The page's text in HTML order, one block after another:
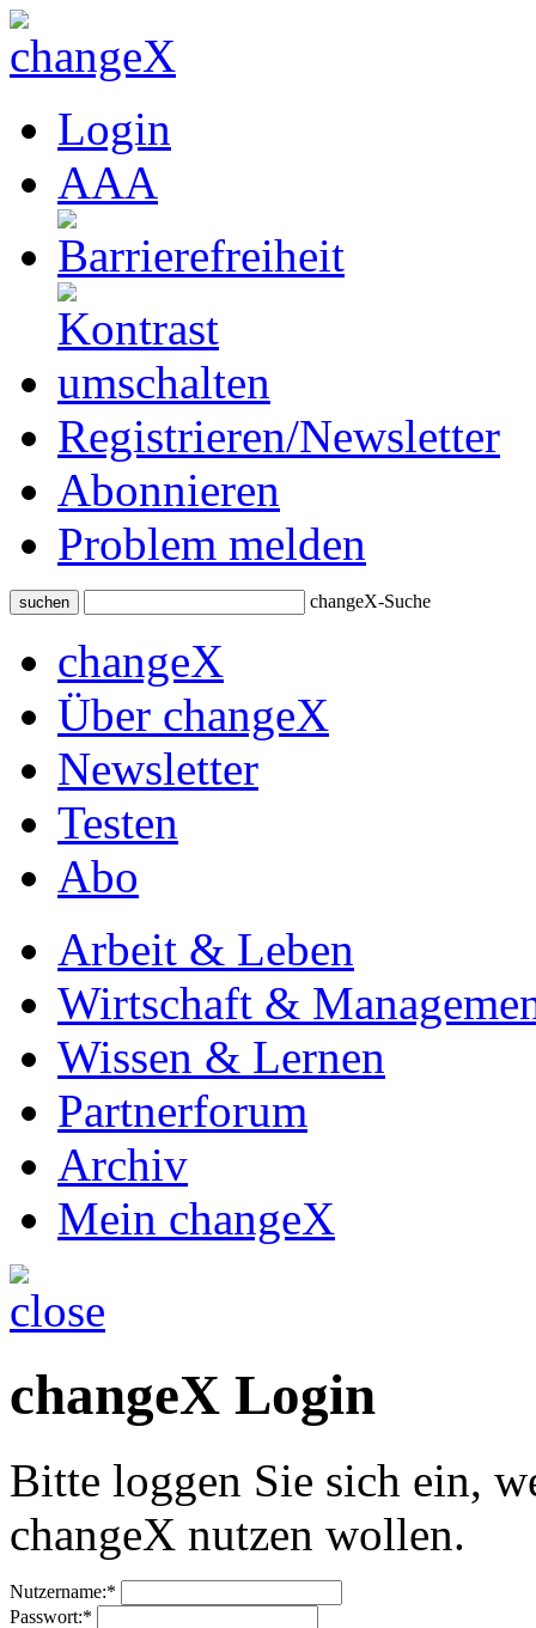
Login
AAA
Registrieren/Newsletter
Abonnieren
Problem melden
suchen changeX-Suche
changeX
Über changeX
Newsletter
Testen
Abo
Arbeit & Leben
Wirtschaft &
Wissen & Lernen
Partnerforum
Archiv
Mein changeX
changeX Login
Bitte loggen Sie sich ein,
changeX nutzen wollen.
Nutzername:*
Passwort:*